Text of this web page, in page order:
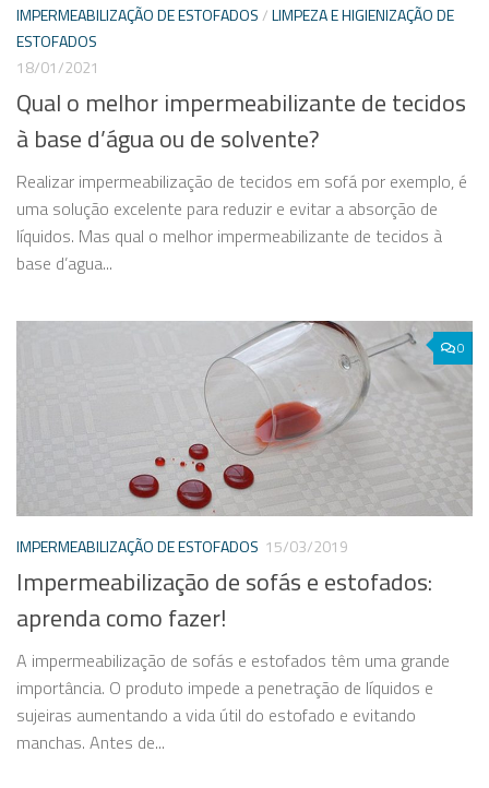
IMPERMEABILIZAÇÃO DE ESTOFADOS/LIMPEZA E HIGIENIZAÇÃO DE
ESTOFADOS
18/01/2021
Qual o melhor impermeabilizante de tecidos
à base d’água ou de solvente?
Realizar impermeabilização de tecidos em sofá por exemplo, é
uma solução excelente para reduzir e evitar a absorção de
líquidos. Mas qual o melhor impermeabilizante de tecidos à
base d’agua...
0
IMPERMEABILIZAÇÃO DE ESTOFADOS 15/03/2019
Impermeabilização de sofás e estofados:
aprenda como fazer!
A impermeabilização de sofás e estofados têm uma grande
importância. O produto impede a penetração de líquidos e
sujeiras aumentando a vida útil do estofado e evitando
manchas. Antes de...